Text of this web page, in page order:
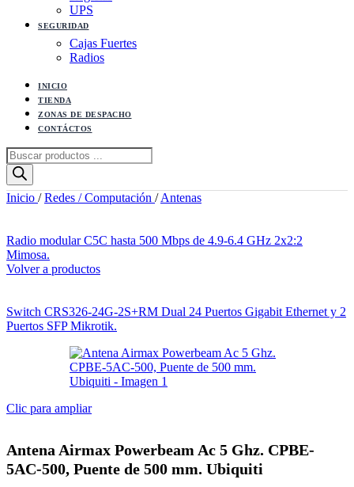
UPS
SEGURIDAD
Cajas Fuertes
Radios
INICIO
TIENDA
ZONAS DE DESPACHO
CONTÁCTOS
Búsqueda
de
productos
Inicio / Redes / Computación / Antenas
Radio modular C5C hasta 500 Mbps de 4.9-6.4 GHz 2x2:2
Mimosa.
Volver a productos
Switch CRS326-24G-2S+RM Dual 24 Puertos Gigabit Ethernet y 2
Puertos SFP Mikrotik.
Clic para ampliar
Antena Airmax Powerbeam Ac 5 Ghz. CPBE-
5AC-500, Puente de 500 mm. Ubiquiti